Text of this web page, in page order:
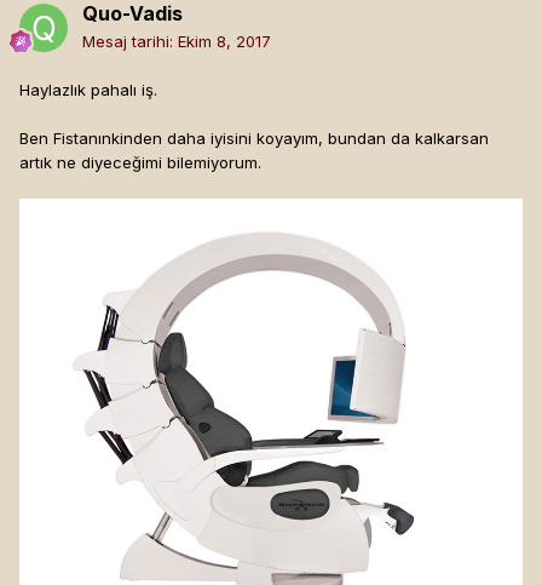
Quo-Vadis
Mesaj tarihi: Ekim 8, 2017
Haylazlık pahalı iş.
Ben Fistanınkinden daha iyisini koyayım, bundan da kalkarsan
artık ne diyeceğimi bilemiyorum.